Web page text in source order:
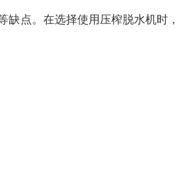
缺点。在选择使用压榨脱水机时